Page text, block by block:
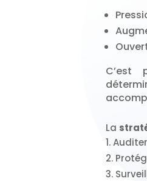
C’est
La
Auditer